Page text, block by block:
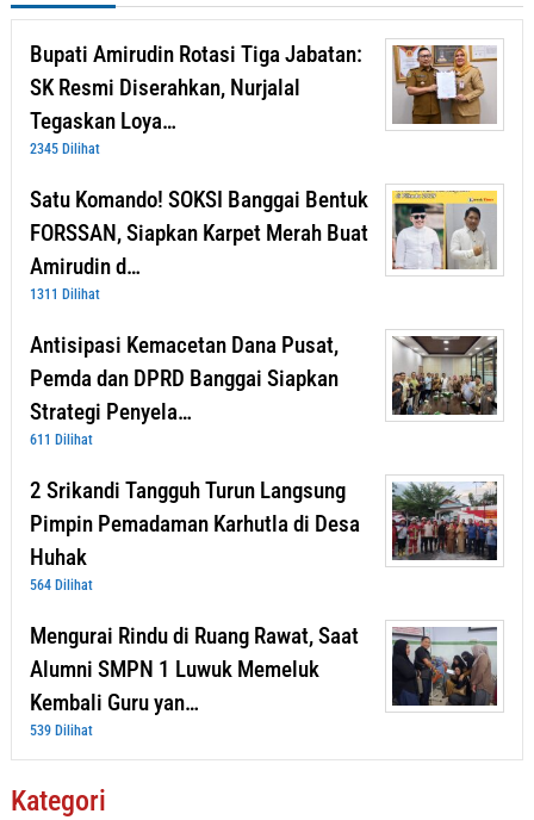
Bupati Amirudin Rotasi Tiga Jabatan:
SK Resmi Diserahkan, Nurjalal
Tegaskan Loya…
2345 Dilihat
Satu Komando! SOKSI Banggai Bentuk
FORSSAN, Siapkan Karpet Merah Buat
Amirudin d…
1311 Dilihat
Antisipasi Kemacetan Dana Pusat,
Pemda dan DPRD Banggai Siapkan
Strategi Penyela…
611 Dilihat
2 Srikandi Tangguh Turun Langsung
Pimpin Pemadaman Karhutla di Desa
Huhak
564 Dilihat
Mengurai Rindu di Ruang Rawat, Saat
Alumni SMPN 1 Luwuk Memeluk
Kembali Guru yan…
539 Dilihat
Kategori